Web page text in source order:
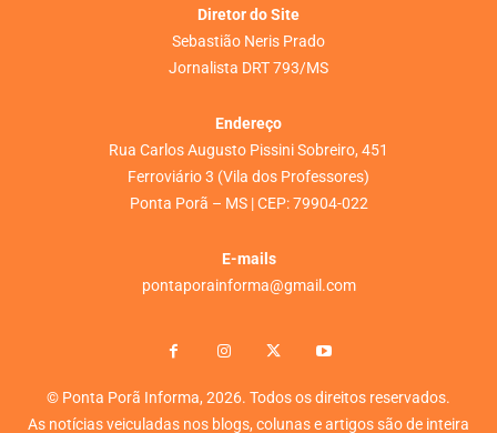
Diretor do Site
Sebastião Neris Prado
Jornalista DRT 793/MS
Endereço
Rua Carlos Augusto Pissini Sobreiro, 451
Ferroviário 3 (Vila dos Professores)
Ponta Porã – MS | CEP: 79904-022
E-mails
pontaporainforma@gmail.com
© Ponta Porã Informa, 2026. Todos os direitos reservados.
As notícias veiculadas nos blogs, colunas e artigos são de inteira